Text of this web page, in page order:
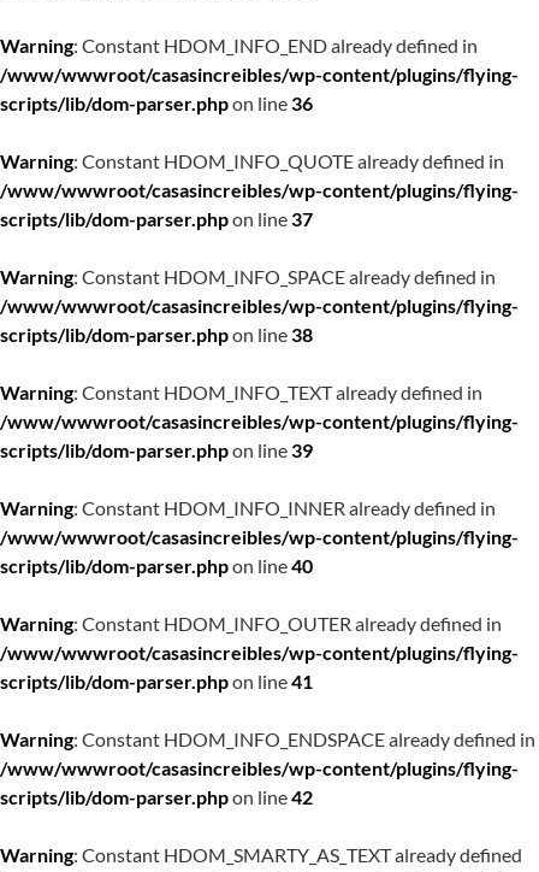
Warning: Constant HDOM_INFO_END already defined in
/www/wwwroot/casasincreibles/wp-content/plugins/flying-
scripts/lib/dom-parser.phpon line36
Warning: Constant HDOM_INFO_QUOTE already defined in
/www/wwwroot/casasincreibles/wp-content/plugins/flying-
scripts/lib/dom-parser.phpon line37
Warning: Constant HDOM_INFO_SPACE already defined in
/www/wwwroot/casasincreibles/wp-content/plugins/flying-
scripts/lib/dom-parser.phpon line38
Warning: Constant HDOM_INFO_TEXT already defined in
/www/wwwroot/casasincreibles/wp-content/plugins/flying-
scripts/lib/dom-parser.phpon line39
Warning: Constant HDOM_INFO_INNER already defined in
/www/wwwroot/casasincreibles/wp-content/plugins/flying-
scripts/lib/dom-parser.phpon line40
Warning: Constant HDOM_INFO_OUTER already defined in
/www/wwwroot/casasincreibles/wp-content/plugins/flying-
scripts/lib/dom-parser.phpon line41
Warning: Constant HDOM_INFO_ENDSPACE already defined in
/www/wwwroot/casasincreibles/wp-content/plugins/flying-
scripts/lib/dom-parser.phpon line42
Warning: Constant HDOM_SMARTY_AS_TEXT already defined